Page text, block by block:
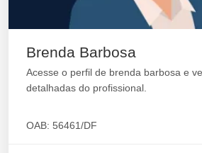
Brenda Barbosa
Acesse o perfil de brenda barbosa e
detalhadas do profissional.
OAB: 56461/DF